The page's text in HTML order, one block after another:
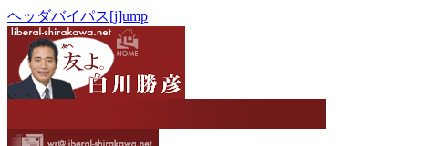
ヘッダバイパス[j]ump